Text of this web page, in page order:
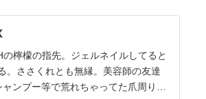
檸檬の指先。ジェルネイルしてると
。ささくれとも無縁。美容師の友達
ンプー等で荒れちゃってた爪周りが